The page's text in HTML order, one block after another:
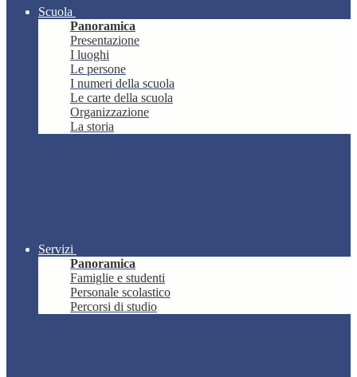
Scuola
Panoramica
Presentazione
I luoghi
Le persone
I numeri della scuola
Le carte della scuola
Organizzazione
La storia
Servizi
Panoramica
Famiglie e studenti
Personale scolastico
Percorsi di studio